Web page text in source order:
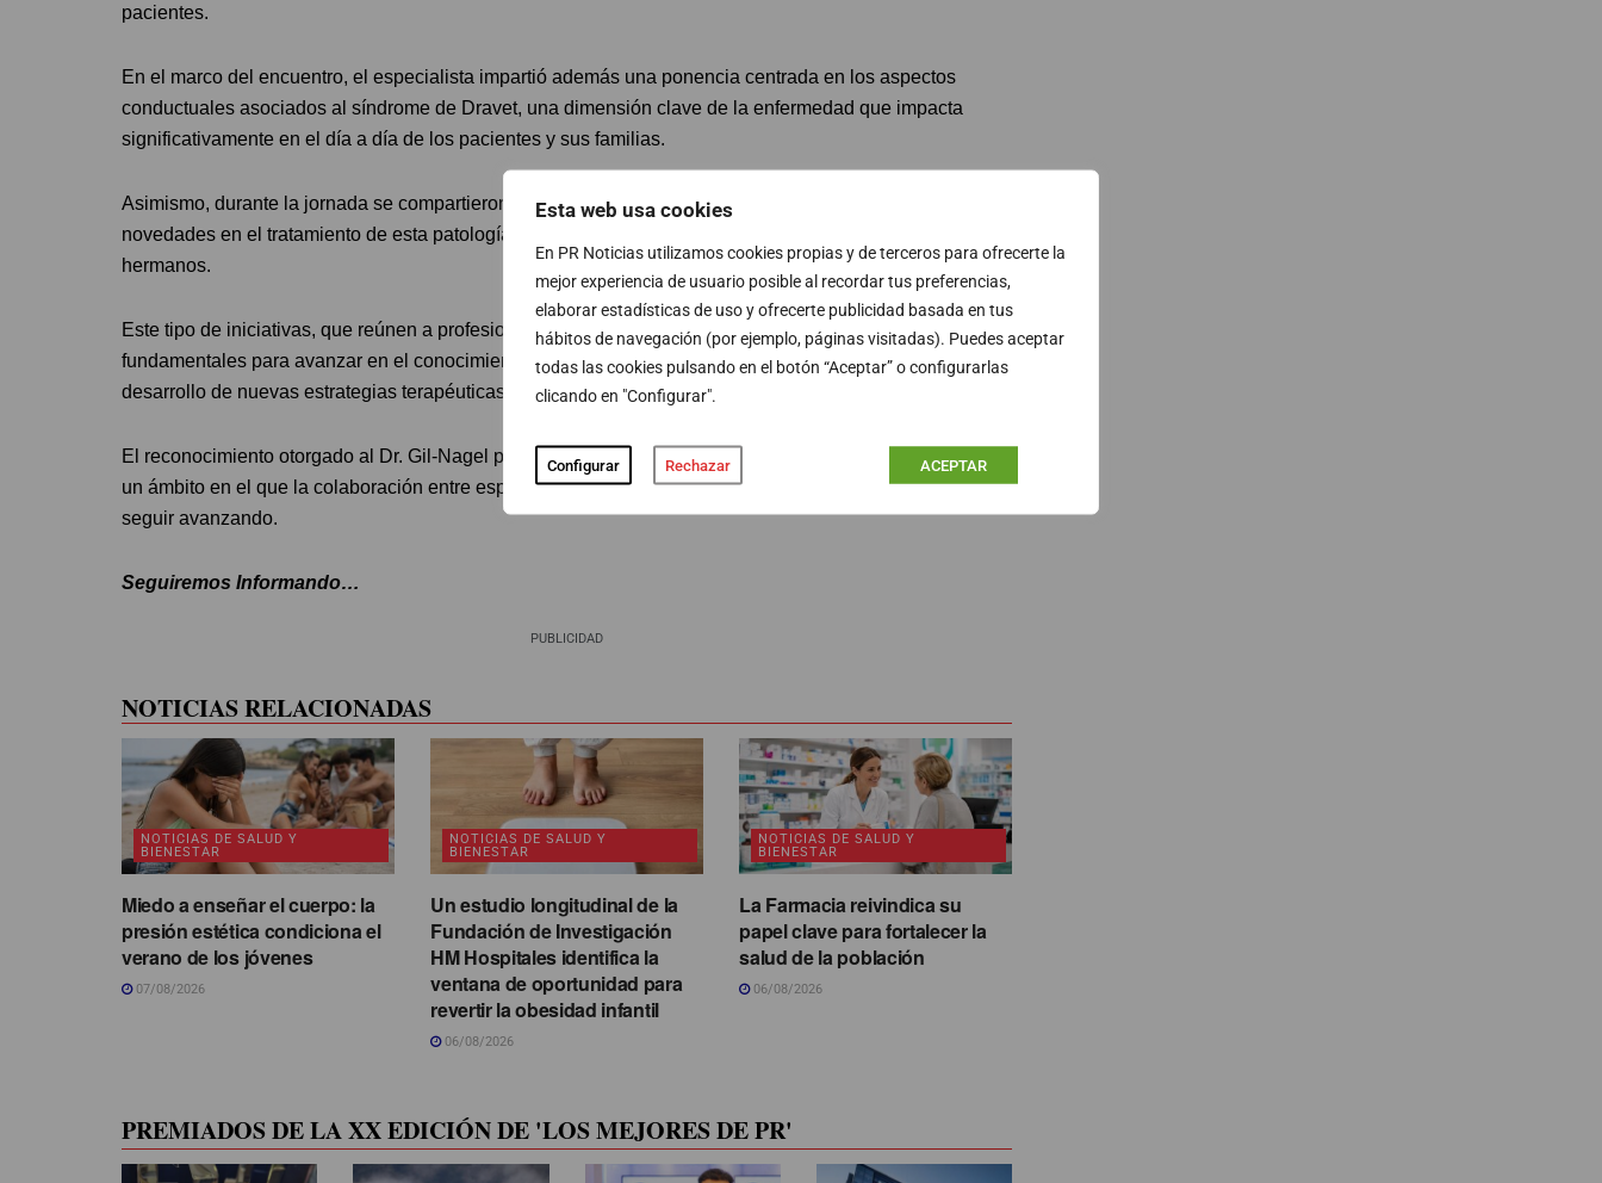
Esta web usa cookies
En PR Noticias utilizamos cookies propias y de terceros para ofrecerte la
mejor experiencia de usuario posible al recordar tus preferencias,
elaborar estadísticas de uso y ofrecerte publicidad basada en tus
hábitos de navegación (por ejemplo, páginas visitadas). Puedes aceptar
todas las cookies pulsando en el botón “Aceptar” o configurarlas
clicando en "Configurar".
Configurar Rechazar ACEPTAR
pacientes.
En el marco del encuentro, el especialista impartió además una ponencia centrada en los aspectos
conductuales asociados al síndrome de Dravet, una dimensión clave de la enfermedad que impacta
significativamente en el día a día de los pacientes y sus familias.
Asimismo, durante la jornada se compartieron los últimos avances científicos, ensayos clínicos y
novedades en el tratamiento de esta patología, así como actividades dirigidas a pacientes, cuidadores y
hermanos.
Este tipo de iniciativas, que reúnen a profesionales sanitarios, investigadores y familias, resultan
fundamentales para avanzar en el conocimiento de la enfermedad, compartir experiencias y promover el
desarrollo de nuevas estrategias terapéuticas.
El reconocimiento otorgado al Dr. Gil-Nagel pone en valor años de dedicación clínica e investigadora en
un ámbito en el que la colaboración entre especialistas y asociaciones de pacientes resulta esencial para
seguir avanzando.
Seguiremos Informando…
PUBLICIDAD
NOTICIAS RELACIONADAS
NOTICIAS DE SALUD Y
BIENESTAR
Miedo a enseñar el cuerpo: la
presión estética condiciona el
verano de los jóvenes
07/08/2026
NOTICIAS DE SALUD Y
BIENESTAR
Un estudio longitudinal de la
Fundación de Investigación
HM Hospitales identifica la
ventana de oportunidad para
revertir la obesidad infantil
06/08/2026
NOTICIAS DE SALUD Y
BIENESTAR
La Farmacia reivindica su
papel clave para fortalecer la
salud de la población
06/08/2026
PREMIADOS DE LA XX EDICIÓN DE 'LOS MEJORES DE PR'